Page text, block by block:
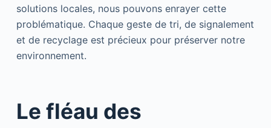
solutions locales, nous pouvons enrayer cette
problématique. Chaque geste de tri, de signalement
et de recyclage est précieux pour préserver notre
environnement.
Le fléau des